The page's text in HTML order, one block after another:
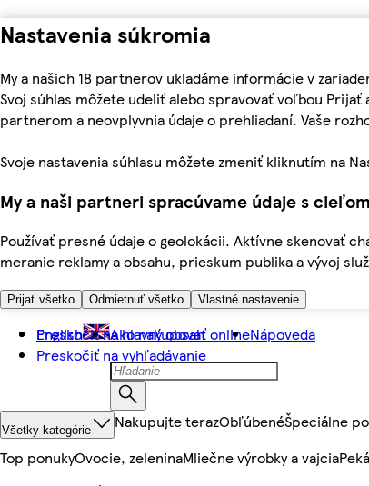
Nastavenia súkromia
My a našich 18 partnerov ukladáme informácie v
Svoj súhlas môžete udeliť alebo spravovať voľbou
partnerom a neovplyvnia údaje o prehliadaní. Vaše
Svoje nastavenia súhlasu môžete zmeniť kliknutím na
My a naši partneri spracúvame údaje s cieľom
Používať presné údaje o geolokácii. Aktívne skenovať
meranie reklamy a obsahu, prieskum publika a vývoj
Prijať všetko Odmietnuť všetko Vlastné nastavenie
Preskočiť na hlavný obsah
Preskočiť na vyhľadávanie
English Ako nakupovať onlineNápoveda
Všetky kategórie Nakupujte terazObľúbenéŠpeciálne
Top ponukyOvocie, zeleninaMliečne výrobky a vajcia